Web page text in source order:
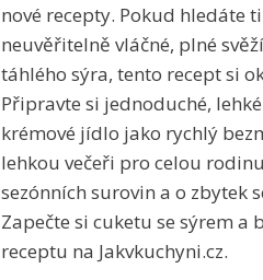
nové recepty. Pokud hledáte
neuvěřitelně vláčné, plné
táhlého sýra, tento recept si
Připravte si jednoduché,
krémové jídlo jako rychlý
lehkou večeři pro celou
sezónních surovin a o zbytek
Zapečte si cuketu se sýrem a
receptu na Jakvkuchyni.cz.